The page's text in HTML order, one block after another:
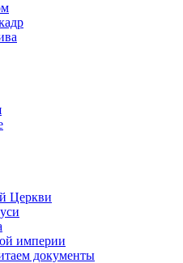
Церкви
империи
документы